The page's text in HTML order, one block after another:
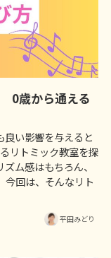
0歳から通える
い影響を与えると
リトミック教室を探
ム感はもちろん、
今回は、そんなリト
平田みどり